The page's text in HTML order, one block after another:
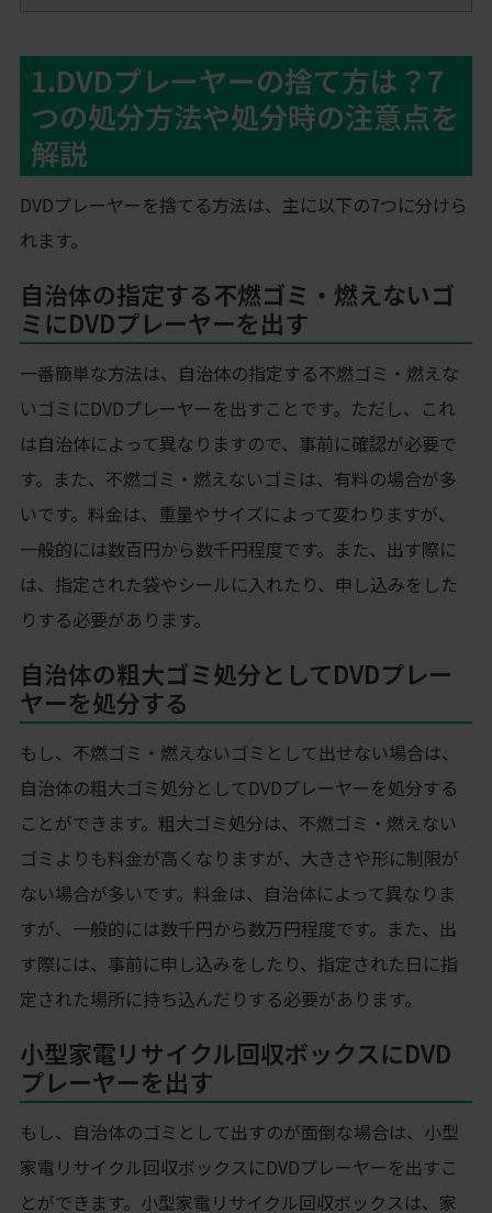
1.DVDプレーヤーの捨て方は？7
つの処分方法や処分時の注意点を
解説
DVDプレーヤーを捨てる方法は、主に以下の7つに分けら
れます。
自治体の指定する不燃ゴミ・燃えないゴ
ミにDVDプレーヤーを出す
一番簡単な方法は、自治体の指定する不燃ゴミ・燃えな
いゴミにDVDプレーヤーを出すことです。ただし、これ
は自治体によって異なりますので、事前に確認が必要で
す。また、不燃ゴミ・燃えないゴミは、有料の場合が多
いです。料金は、重量やサイズによって変わりますが、
一般的には数百円から数千円程度です。また、出す際に
は、指定された袋やシールに入れたり、申し込みをした
りする必要があります。
自治体の粗大ゴミ処分としてDVDプレー
ヤーを処分する
もし、不燃ゴミ・燃えないゴミとして出せない場合は、
自治体の粗大ゴミ処分としてDVDプレーヤーを処分する
ことができます。粗大ゴミ処分は、不燃ゴミ・燃えない
ゴミよりも料金が高くなりますが、大きさや形に制限が
ない場合が多いです。料金は、自治体によって異なりま
すが、一般的には数千円から数万円程度です。また、出
す際には、事前に申し込みをしたり、指定された日に指
定された場所に持ち込んだりする必要があります。
小型家電リサイクル回収ボックスにDVD
プレーヤーを出す
もし、自治体のゴミとして出すのが面倒な場合は、小型
家電リサイクル回収ボックスにDVDプレーヤーを出すこ
とができます。小型家電リサイクル回収ボックスは、家